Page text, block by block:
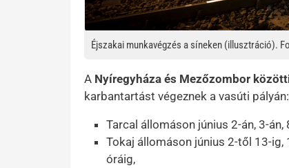
Éjszakai munkavégzés a síneken (illusztráció).
A Nyíregyháza és Mezőzombor
karbantartást végeznek a vasúti pályán:
Tarcal állomáson június 2-án, 3-
Tokaj állomáson június 2-től 13-ig,
óráig,